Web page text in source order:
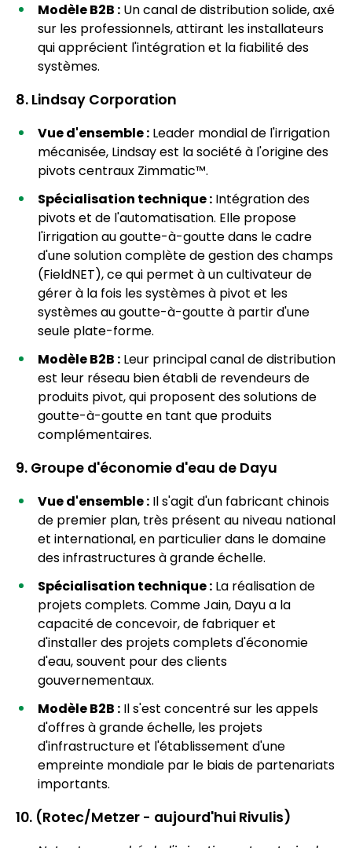
Modèle B2B : Un canal de distribution solide, axé
sur les professionnels, attirant les installateurs
qui apprécient l'intégration et la fiabilité des
systèmes.
8. Lindsay Corporation
Vue d'ensemble : Leader mondial de l'irrigation
mécanisée, Lindsay est la société à l'origine des
pivots centraux Zimmatic™.
Spécialisation technique : Intégration des
pivots et de l'automatisation. Elle propose
l'irrigation au goutte-à-goutte dans le cadre
d'une solution complète de gestion des champs
(FieldNET), ce qui permet à un cultivateur de
gérer à la fois les systèmes à pivot et les
systèmes au goutte-à-goutte à partir d'une
seule plate-forme.
Modèle B2B : Leur principal canal de distribution
est leur réseau bien établi de revendeurs de
produits pivot, qui proposent des solutions de
goutte-à-goutte en tant que produits
complémentaires.
9. Groupe d'économie d'eau de Dayu
Vue d'ensemble : Il s'agit d'un fabricant chinois
de premier plan, très présent au niveau national
et international, en particulier dans le domaine
des infrastructures à grande échelle.
Spécialisation technique : La réalisation de
projets complets. Comme Jain, Dayu a la
capacité de concevoir, de fabriquer et
d'installer des projets complets d'économie
d'eau, souvent pour des clients
gouvernementaux.
Modèle B2B : Il s'est concentré sur les appels
d'offres à grande échelle, les projets
d'infrastructure et l'établissement d'une
empreinte mondiale par le biais de partenariats
importants.
10. (Rotec/Metzer - aujourd'hui Rivulis)